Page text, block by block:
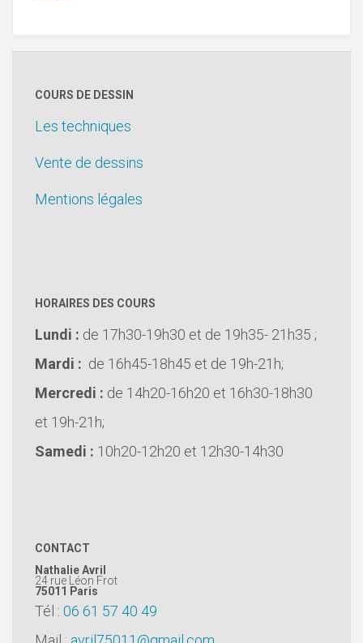
COURS DE DESSIN
Les techniques
Vente de dessins
Mentions légales
HORAIRES DES COURS
Lundi : de 17h30-19h30 et de 19h35- 21h35 ;
Mardi : de 16h45-18h45 et de 19h-21h;
Mercredi : de 14h20-16h20 et 16h30-18h30
et 19h-21h;
Samedi : 10h20-12h20 et 12h30-14h30
CONTACT
Nathalie Avril
24 rue Léon Frot
75011 Paris
Tél : 06 61 57 40 49